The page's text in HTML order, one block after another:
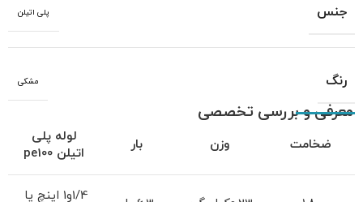
جنس پلی اتیلن
رنگ مشکی
معرفی و بررسی تخصصی
ضخامت وزن بار
لوله پلی
اتیلن pe100
1/4و1 اینچ یا